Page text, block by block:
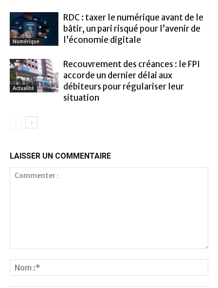
Numérique
RDC : taxer le numérique avant de le
bâtir, un pari risqué pour l’avenir de
l’économie digitale
Actualité
Recouvrement des créances : le FPI
accorde un dernier délai aux
débiteurs pour régulariser leur
situation
LAISSER UN COMMENTAIRE